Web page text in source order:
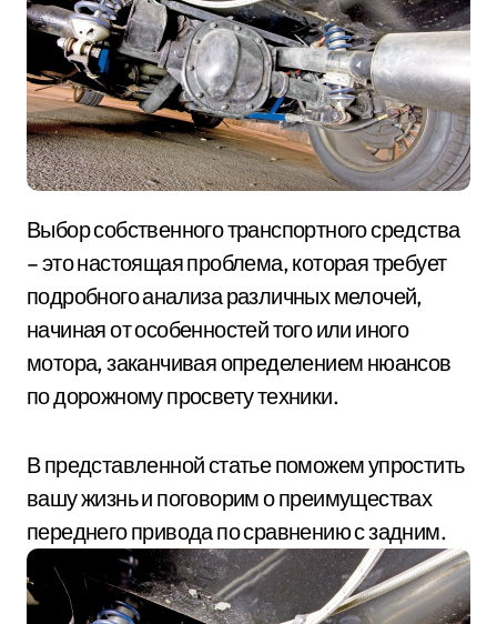
Выбор собственного транспортного средства
– это настоящая проблема, которая требует
подробного анализа различных мелочей,
начиная от особенностей того или иного
мотора, заканчивая определением нюансов
по дорожному просвету техники.
В представленной статье поможем упростить
вашу жизнь и поговорим о преимуществах
переднего привода по сравнению с задним.